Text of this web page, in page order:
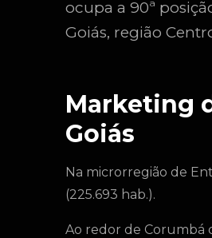
ocupa a 90ª
Goiás, região
Marketing
Goiás
Na microrregião de
(225.693 hab.).
Ao redor de Corumbá